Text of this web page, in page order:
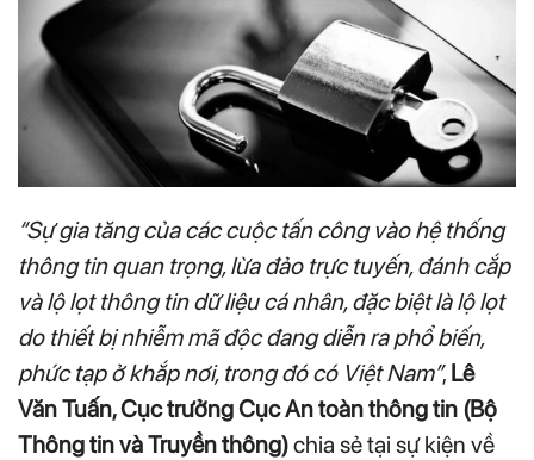
“Sự gia tăng của các cuộc tấn công vào hệ thống
thông tin quan trọng, lừa đảo trực tuyến, đánh cắp
và lộ lọt thông tin dữ liệu cá nhân, đặc biệt là lộ lọt
do thiết bị nhiễm mã độc đang diễn ra phổ biến,
phức tạp ở khắp nơi, trong đó có Việt Nam”, Lê
Văn Tuấn, Cục trưởng Cục An toàn thông tin (Bộ
Thông tin và Truyền thông)chia sẻ tại sự kiện về